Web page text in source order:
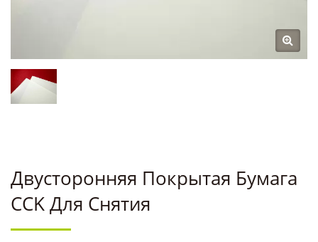
Двусторонняя Покрытая Бумага
CCK Для Снятия